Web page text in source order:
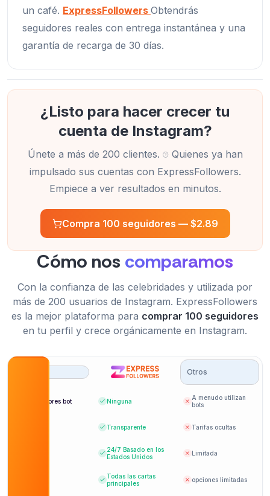
un café. ExpressFollowers Obtendrás
seguidores reales con entrega instantánea y una
garantía de recarga de 30 días.
¿Listo para hacer crecer tu
cuenta de Instagram?
Únete a más de 200 clientes.
Quienes ya han
impulsado sus cuentas con ExpressFollowers.
Empiece a ver resultados en minutos.
Compra 100 seguidores — $2.89
Cómo nos comparamos
Con la confianza de las celebridades y utilizada por
más de 200 usuarios de Instagram. ExpressFollowers
es la mejor plataforma para comprar 100 seguidores
en tu perfil y crece orgánicamente en Instagram.
Otros
Seguidores bot Ninguna
A menudo utilizan
bots
Transparente Tarifas ocultas
24/7 Basado en los
Estados Unidos
Limitada
Todas las cartas
principales
opciones limitadas